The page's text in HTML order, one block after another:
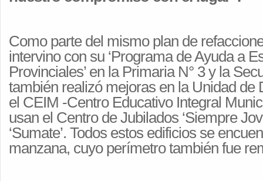
Como parte del mismo plan de
intervino con su ‘Programa de Ayuda a
Provinciales’ en la Primaria N° 3 y la
también realizó mejoras en la Unidad de
el CEIM -Centro Educativo Integral
usan el Centro de Jubilados ‘Siempre
‘Sumate’. Todos estos edificios se
manzana, cuyo perímetro también fue